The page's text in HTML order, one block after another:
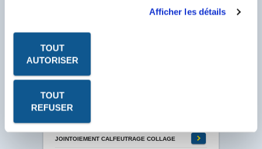
Afficher les détails
TOUT
AUTORISER
TOUT
REFUSER
DÉSINFECTANT, DÉSODORISANTS -
ETANCHÉITÉ ET IMPERMÉABILISATION
HUILE MOTEUR - GRAISSE
HUILES DE DÉCOFFRAGE
TRAITEMENTS DES SURFACES
JOINTOIEMENT CALFEUTRAGE COLLAGE